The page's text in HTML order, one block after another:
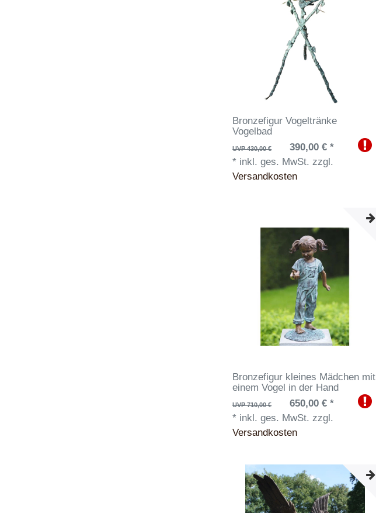
Bronzefigur Vogeltränke
Vogelbad
UVP 430,00 €
390,00 € *
* inkl. ges. MwSt. zzgl.
Versandkosten
Bronzefigur kleines Mädchen mit
einem Vogel in der Hand
UVP 710,00 €
650,00 € *
* inkl. ges. MwSt. zzgl.
Versandkosten